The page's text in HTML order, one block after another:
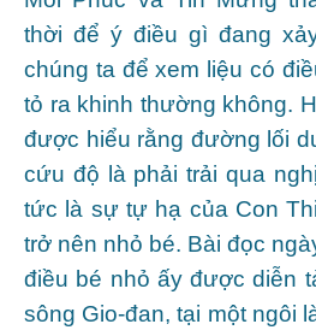
thời để ý điều gì đang
chúng ta để xem liệu có
tỏ ra khinh thường không.
được hiểu rằng đường lối
cứu độ là phải trải qua
tức là sự tự hạ của Con
trở nên nhỏ bé. Bài đọc
điều bé nhỏ ấy được diễn
sông Gio-đan, tại một ngôi